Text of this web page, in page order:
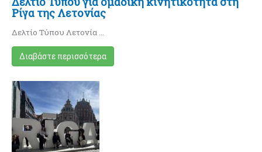
Ρίγα της Λετονίας
Δελτίο Τύπου Λετονία …
Διαβάστε περισσότερα